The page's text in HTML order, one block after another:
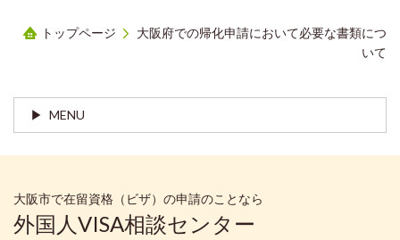
トップページ
大阪府での帰化申請において必要な書類につ
いて
MENU
大阪市で在留資格（ビザ）の申請のことなら
外国人VISA相談センター